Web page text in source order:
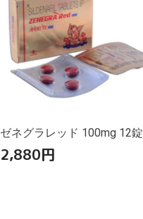
ゼネグラレッド 100mg 12錠
2,880円